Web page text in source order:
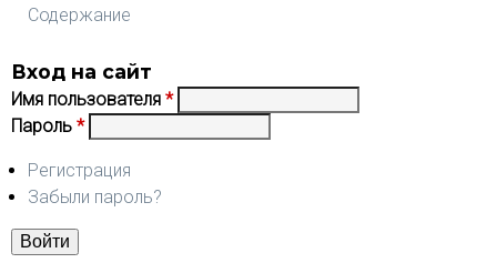
Содержание
Вход на сайт
Имя пользователя *
Пароль *
Регистрация
Забыли пароль?